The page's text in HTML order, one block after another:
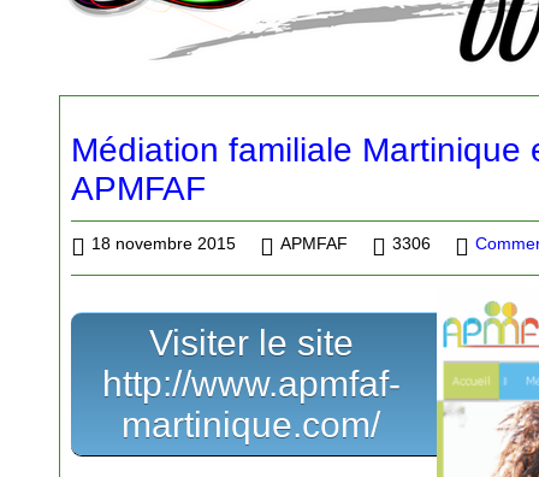
Médiation familiale
APMFAF
18 novembre 2015 APMFAF 3306
Visiter le site
http://www.apmfaf-
martinique.com/